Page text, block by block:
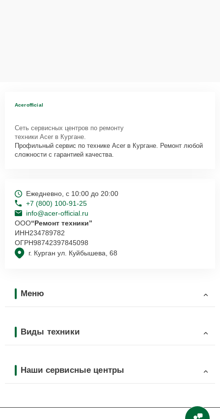
Acerofficial
Сеть сервисных центров по ремонту
техники Acer в Кургане.
Профильный сервис по технике Acer в Кургане. Ремонт любой
сложности с гарантией качества.
г. Курган ул. Куйбышева, 68
Ежедневно, с 10:00 до 20:00
+7 (800) 100-91-25
info@acer-official.ru
ООО“Ремонт техники”
ИНН234789782
ОГРН98742397845098
Меню
Виды техники
Наши сервисные центры